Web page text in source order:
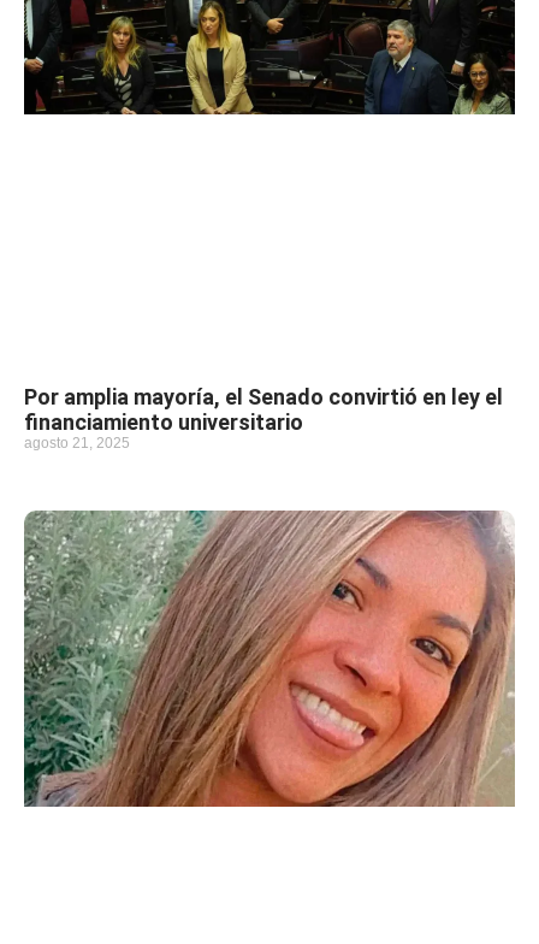
Por amplia mayoría, el Senado convirtió en ley el
financiamiento universitario
agosto 21, 2025